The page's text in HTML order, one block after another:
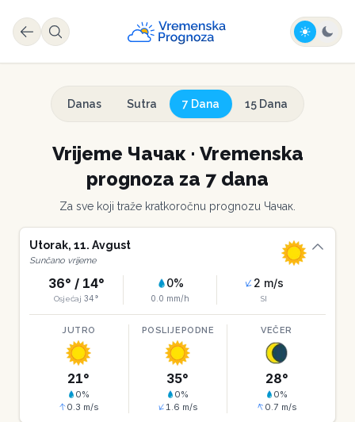
Danas Sutra 7 Dana 15 Dana
Vrijeme Чачак· Vremenska
prognoza za 7 dana
Za sve koji traže kratkoročnu prognozu Чачак
Utorak, 11. Avgust
Sunčano vrijeme
36° / 14°
Osjećaj 34°
0%
0.0 mm/h
2 m/s
SI
JUTRO
21°
0%
0.3 m/s
POSLIJEPODNE
35°
0%
1.6 m/s
VEČER
28°
0%
0.7 m/s